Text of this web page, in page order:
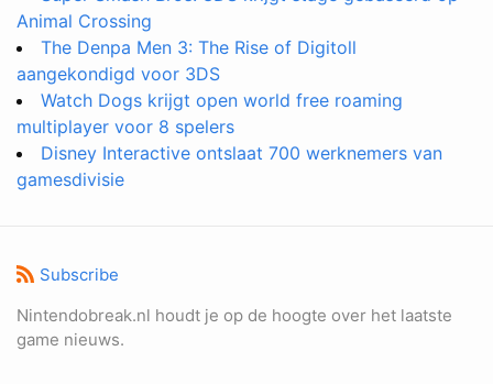
Animal Crossing
The Denpa Men 3: The Rise of Digitoll
aangekondigd voor 3DS
Watch Dogs krijgt open world free roaming
multiplayer voor 8 spelers
Disney Interactive ontslaat 700 werknemers van
gamesdivisie
Subscribe
Nintendobreak.nl houdt je op de hoogte over het laatste
game nieuws.